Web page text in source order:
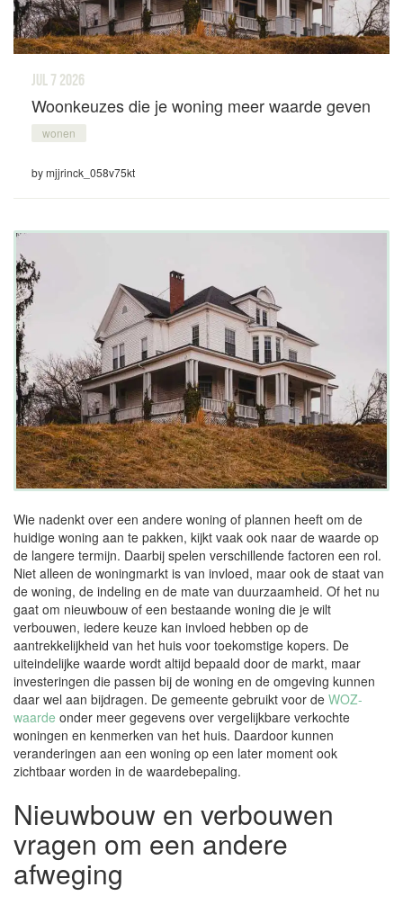
jul 7 2026
Woonkeuzes die je woning meer waarde geven
wonen
by mjjrinck_058v75kt
Wie nadenkt over een andere woning of plannen heeft om de
huidige woning aan te pakken, kijkt vaak ook naar de waarde op
de langere termijn. Daarbij spelen verschillende factoren een rol.
Niet alleen de woningmarkt is van invloed, maar ook de staat van
de woning, de indeling en de mate van duurzaamheid. Of het nu
gaat om nieuwbouw of een bestaande woning die je wilt
verbouwen, iedere keuze kan invloed hebben op de
aantrekkelijkheid van het huis voor toekomstige kopers. De
uiteindelijke waarde wordt altijd bepaald door de markt, maar
investeringen die passen bij de woning en de omgeving kunnen
daar wel aan bijdragen. De gemeente gebruikt voor de WOZ-
waarde onder meer gegevens over vergelijkbare verkochte
woningen en kenmerken van het huis. Daardoor kunnen
veranderingen aan een woning op een later moment ook
zichtbaar worden in de waardebepaling.
Nieuwbouw en verbouwen
vragen om een andere
afweging